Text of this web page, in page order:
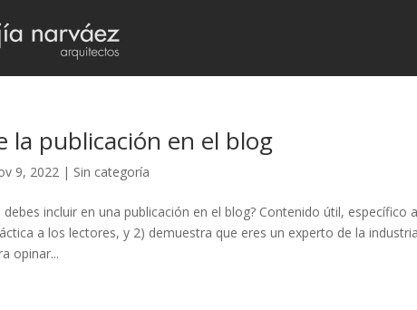
la publicación en el blog
9, 2022 | Sin categoría
debes incluir en una publicación en el blog? Contenido útil, específico
a los lectores, y 2) demuestra que eres un experto de la
opinar...